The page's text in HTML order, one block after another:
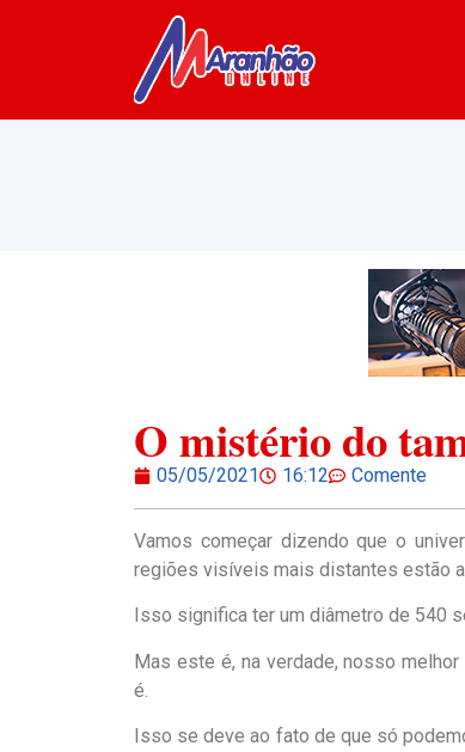
O mistério do
05/05/2021 16:12 Comente
Vamos começar dizendo que o
regiões visíveis mais distantes estão
Isso significa ter um diâmetro de 540
Mas este é, na verdade, nosso
é.
Isso se deve ao fato de que só